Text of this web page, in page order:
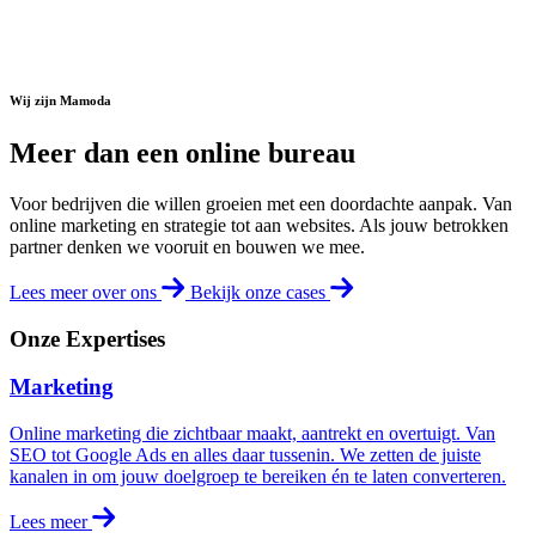
Wij zijn Mamoda
Meer dan een online bureau
Voor bedrijven die willen groeien met een doordachte aanpak. Van
online marketing en strategie tot aan websites. Als jouw betrokken
partner denken we vooruit en bouwen we mee.
Lees meer over ons Bekijk onze cases
Onze Expertises
Marketing
Online marketing die zichtbaar maakt, aantrekt en overtuigt. Van
SEO tot Google Ads en alles daar tussenin. We zetten de juiste
kanalen in om jouw doelgroep te bereiken én te laten converteren.
Lees meer